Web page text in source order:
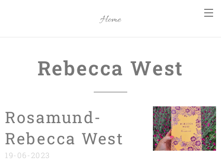
Home
Rebecca West
Rosamund-
Rebecca West
19-06-2023